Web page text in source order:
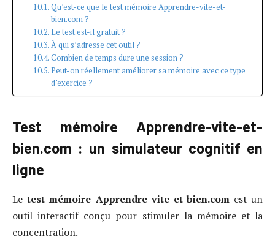
Qu’est-ce que le test mémoire Apprendre-vite-et-
bien.com ?
Le test est-il gratuit ?
À qui s’adresse cet outil ?
Combien de temps dure une session ?
Peut-on réellement améliorer sa mémoire avec ce type
d’exercice ?
Test mémoire Apprendre-vite-et-
bien.com : un simulateur cognitif en
ligne
Letest mémoire Apprendre-vite-et-bien.comest un
outil interactif conçu pour stimuler la mémoire et la
concentration.